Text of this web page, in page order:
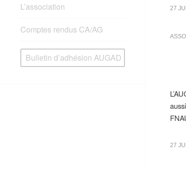
L’association
Comptes rendus CA/AG
Bulletin d’adhésion AUGAD
27
27